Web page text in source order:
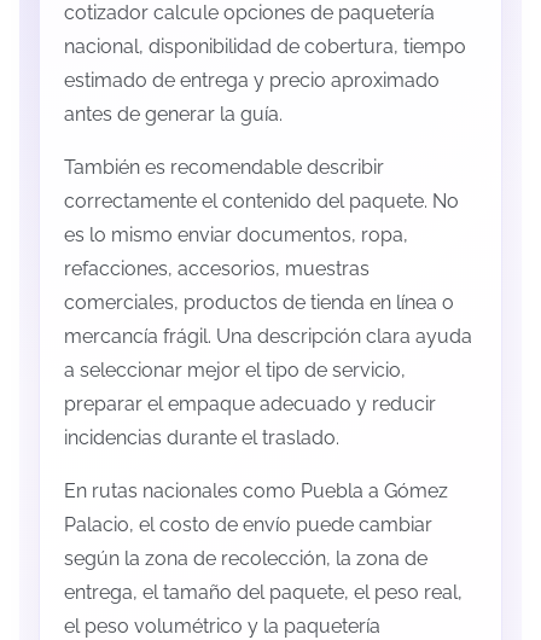
cotizador calcule opciones de paquetería
nacional, disponibilidad de cobertura, tiempo
estimado de entrega y precio aproximado
antes de generar la guía.
También es recomendable describir
correctamente el contenido del paquete. No
es lo mismo enviar documentos, ropa,
refacciones, accesorios, muestras
comerciales, productos de tienda en línea o
mercancía frágil. Una descripción clara ayuda
a seleccionar mejor el tipo de servicio,
preparar el empaque adecuado y reducir
incidencias durante el traslado.
En rutas nacionales como Puebla a Gómez
Palacio, el costo de envío puede cambiar
según la zona de recolección, la zona de
entrega, el tamaño del paquete, el peso real,
el peso volumétrico y la paquetería